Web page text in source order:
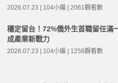
2026.07.23 | 104小編 | 2061觀看數
穩定留台！72%僑外生首職留任滿
成產業新戰力
2026.07.23 | 104小編 | 1258觀看數